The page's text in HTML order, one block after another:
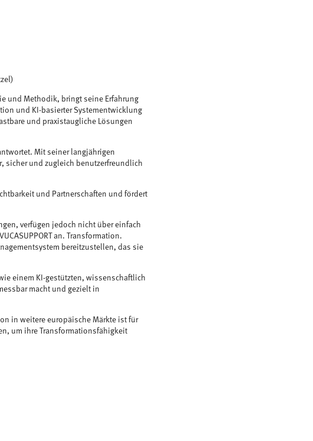
und Methodik, bringt seine Erfahrung
und KI-basierter Systementwicklung
und praxistaugliche Lösungen
Mit seiner langjährigen
sicher und zugleich benutzerfreundlich
und Partnerschaften und fördert
verfügen jedoch nicht über einfach
an. Transformation.
bereitzustellen, das sie
einem KI-gestützten, wissenschaftlich
macht und gezielt in
in weitere europäische Märkte ist für
um ihre Transformationsfähigkeit